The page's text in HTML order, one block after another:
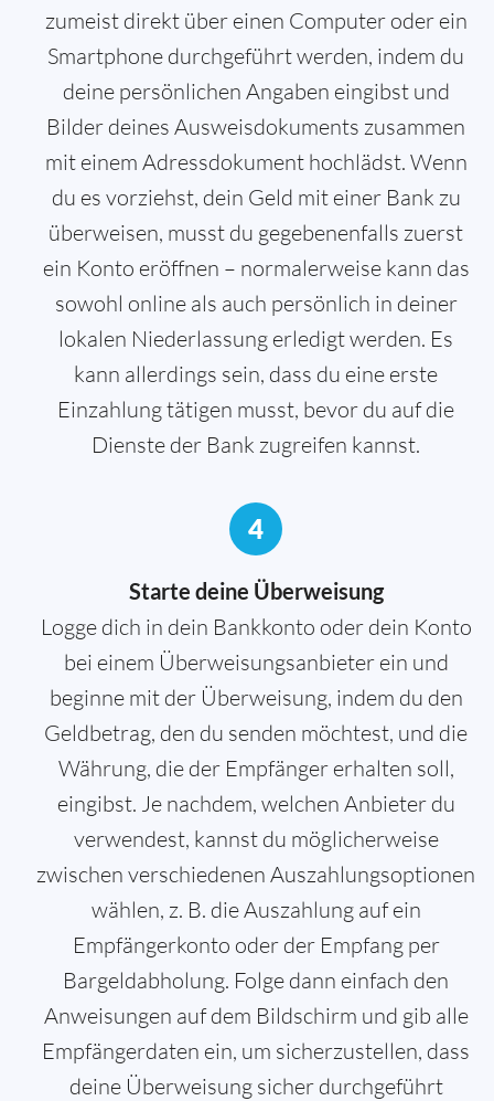
zumeist direkt über einen Computer oder ein
Smartphone durchgeführt werden, indem du
deine persönlichen Angaben eingibst und
Bilder deines Ausweisdokuments zusammen
mit einem Adressdokument hochlädst. Wenn
du es vorziehst, dein Geld mit einer Bank zu
überweisen, musst du gegebenenfalls zuerst
ein Konto eröffnen – normalerweise kann das
sowohl online als auch persönlich in deiner
lokalen Niederlassung erledigt werden. Es
kann allerdings sein, dass du eine erste
Einzahlung tätigen musst, bevor du auf die
Dienste der Bank zugreifen kannst.
4
Starte deine Überweisung
Logge dich in dein Bankkonto oder dein Konto
bei einem Überweisungsanbieter ein und
beginne mit der Überweisung, indem du den
Geldbetrag, den du senden möchtest, und die
Währung, die der Empfänger erhalten soll,
eingibst. Je nachdem, welchen Anbieter du
verwendest, kannst du möglicherweise
zwischen verschiedenen Auszahlungsoptionen
wählen, z. B. die Auszahlung auf ein
Empfängerkonto oder der Empfang per
Bargeldabholung. Folge dann einfach den
Anweisungen auf dem Bildschirm und gib alle
Empfängerdaten ein, um sicherzustellen, dass
deine Überweisung sicher durchgeführt